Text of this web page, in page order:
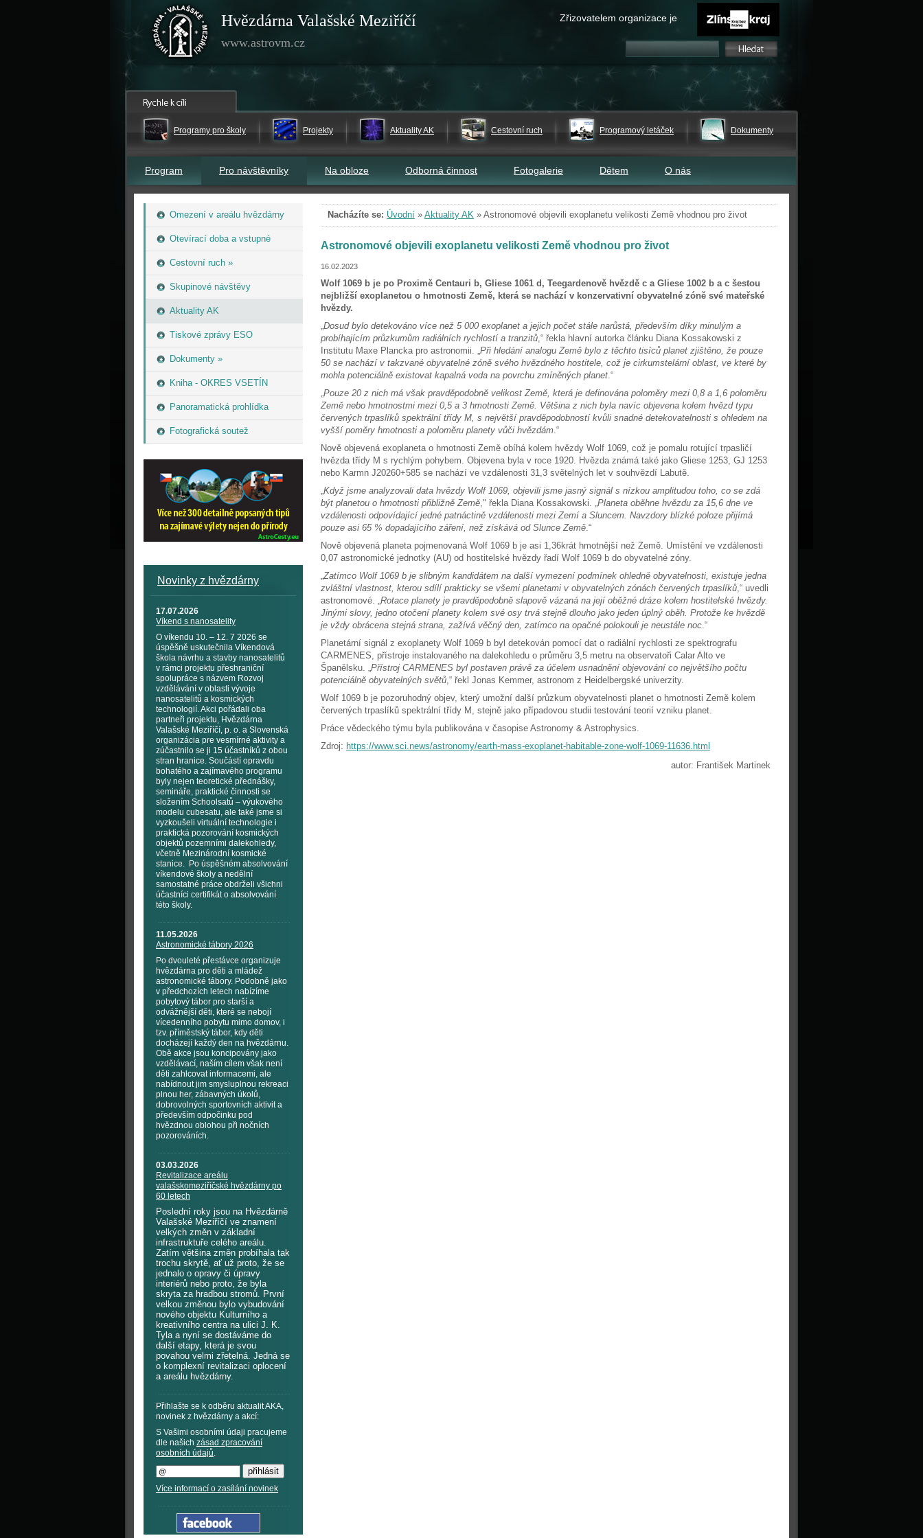
Hvězdárna Valašské Meziříčí
www.astrovm.cz
Zřizovatelem organizace je
Programy pro školy Projekty Aktuality AK Cestovní ruch Programový letáček Dokumenty
Program Pro návštěvníky Na obloze Odborná činnost Fotogalerie Dětem O nás
Omezení v areálu hvězdárny
Otevírací doba a vstupné
Cestovní ruch »
Skupinové návštěvy
Aktuality AK
Tiskové zprávy ESO
Dokumenty »
Kniha - OKRES VSETÍN
Panoramatická prohlídka
Fotografická soutež
Novinky z hvězdárny
17.07.2026
Víkend s nanosatelity
O víkendu 10. – 12. 7 2026 se
úspěšně uskutečnila Víkendová
škola návrhu a stavby nanosatelitů
v rámci projektu přeshraniční
spolupráce s názvem Rozvoj
vzdělávání v oblasti vývoje
nanosatelitů a kosmických
technologií. Akci pořádali oba
partneři projektu, Hvězdárna
Valašské Meziříčí, p. o. a Slovenská
organizácia pre vesmírné aktivity a
zúčastnilo se ji 15 účastníků z obou
stran hranice. Součástí opravdu
bohatého a zajímavého programu
byly nejen teoretické přednášky,
semináře, praktické činnosti se
složením Schoolsatů – výukového
modelu cubesatu, ale také jsme si
vyzkoušeli virtuální technologie i
praktická pozorování kosmických
objektů pozemními dalekohledy,
včetně Mezinárodní kosmické
stanice. Po úspěšném absolvování
víkendové školy a nedělní
samostatné práce obdrželi všichni
účastníci certifikát o absolvování
této školy.
11.05.2026
Astronomické tábory 2026
Po dvouleté přestávce organizuje
hvězdárna pro děti a mládež
astronomické tábory. Podobně jako
v předchozích letech nabízíme
pobytový tábor pro starší a
odvážnější děti, které se nebojí
vícedenního pobytu mimo domov, i
tzv. příměstský tábor, kdy děti
docházejí každý den na hvězdárnu.
Obě akce jsou koncipovány jako
vzdělávací, naším cílem však není
děti zahlcovat informacemi, ale
nabídnout jim smysluplnou rekreaci
plnou her, zábavných úkolů,
dobrovolných sportovních aktivit a
především odpočinku pod
hvězdnou oblohou při nočních
pozorováních.
03.03.2026
Revitalizace areálu
valašskomeziříčské hvězdárny po
60 letech
Poslední roky jsou na Hvězdárně
Valašské Meziříčí ve znamení
velkých změn v základní
infrastruktuře celého areálu.
Zatím většina změn probíhala tak
trochu skrytě, ať už proto, že se
jednalo o opravy či úpravy
interiérů nebo proto, že byla
skryta za hradbou stromů. První
velkou změnou bylo vybudování
nového objektu Kulturního a
kreativního centra na ulici J. K.
Tyla a nyní se dostáváme do
další etapy, která je svou
povahou velmi zřetelná. Jedná se
o komplexní revitalizaci oplocení
a areálu hvězdárny.
Přihlašte se k odběru aktualit AKA,
novinek z hvězdárny a akcí:
S Vašimi osobními údaji pracujeme
dle našich zásad zpracování
osobních údajů.
Více informací o zasílání novinek
Nacházíte se: Úvodní » Aktuality AK » Astronomové objevili exoplanetu velikosti Země vhodnou pro život
Astronomové objevili exoplanetu velikosti Země vhodnou pro život
16.02.2023
Wolf 1069 b je po Proximě Centauri b, Gliese 1061 d, Teegardenově hvězdě c a Gliese 1002 b a c šestou
nejbližší exoplanetou o hmotnosti Země, která se nachází v konzervativní obyvatelné zóně své mateřské
hvězdy.
„Dosud bylo detekováno více než 5 000 exoplanet a jejich počet stále narůstá, především díky minulým a
probíhajícím průzkumům radiálních rychlostí a tranzitů,“ řekla hlavní autorka článku Diana Kossakowski z
Institutu Maxe Plancka pro astronomii. „Při hledání analogu Země bylo z těchto tisíců planet zjištěno, že pouze
50 se nachází v takzvané obyvatelné zóně svého hvězdného hostitele, což je cirkumstelární oblast, ve které by
mohla potenciálně existovat kapalná voda na povrchu zmíněných planet.“
„Pouze 20 z nich má však pravděpodobně velikost Země, která je definována poloměry mezi 0,8 a 1,6 poloměru
Země nebo hmotnostmi mezi 0,5 a 3 hmotnosti Země. Většina z nich byla navíc objevena kolem hvězd typu
červených trpaslíků spektrální třídy M, s největší pravděpodobností kvůli snadné detekovatelnosti s ohledem na
vyšší poměry hmotnosti a poloměru planety vůči hvězdám.“
Nově objevená exoplaneta o hmotnosti Země obíhá kolem hvězdy Wolf 1069, což je pomalu rotující trpasličí
hvězda třídy M s rychlým pohybem. Objevena byla v roce 1920. Hvězda známá také jako Gliese 1253, GJ 1253
nebo Karmn J20260+585 se nachází ve vzdálenosti 31,3 světelných let v souhvězdí Labutě.
„Když jsme analyzovali data hvězdy Wolf 1069, objevili jsme jasný signál s nízkou amplitudou toho, co se zdá
být planetou o hmotnosti přibližně Země," řekla Diana Kossakowski. „Planeta oběhne hvězdu za 15,6 dne ve
vzdálenosti odpovídající jedné patnáctině vzdálenosti mezi Zemí a Sluncem. Navzdory blízké poloze přijímá
pouze asi 65 % dopadajícího záření, než získává od Slunce Země.“
Nově objevená planeta pojmenovaná Wolf 1069 b je asi 1,36krát hmotnější než Země. Umístění ve vzdálenosti
0,07 astronomické jednotky (AU) od hostitelské hvězdy řadí Wolf 1069 b do obyvatelné zóny.
„Zatímco Wolf 1069 b je slibným kandidátem na další vymezení podmínek ohledně obyvatelnosti, existuje jedna
zvláštní vlastnost, kterou sdílí prakticky se všemi planetami v obyvatelných zónách červených trpaslíků,“ uvedli
astronomové. „Rotace planety je pravděpodobně slapově vázaná na její oběžné dráze kolem hostitelské hvězdy.
Jinými slovy, jedno otočení planety kolem své osy trvá stejně dlouho jako jeden úplný oběh. Protože ke hvězdě
je vždy obrácena stejná strana, zažívá věčný den, zatímco na opačné polokouli je neustále noc.“
Planetární signál z exoplanety Wolf 1069 b byl detekován pomocí dat o radiální rychlosti ze spektrografu
CARMENES, přístroje instalovaného na dalekohledu o průměru 3,5 metru na observatoři Calar Alto ve
Španělsku. „Přístroj CARMENES byl postaven právě za účelem usnadnění objevování co největšího počtu
potenciálně obyvatelných světů,“ řekl Jonas Kemmer, astronom z Heidelbergské univerzity.
Wolf 1069 b je pozoruhodný objev, který umožní další průzkum obyvatelnosti planet o hmotnosti Země kolem
červených trpaslíků spektrální třídy M, stejně jako případovou studii testování teorií vzniku planet.
Práce vědeckého týmu byla publikována v časopise Astronomy & Astrophysics.
Zdroj: https://www.sci.news/astronomy/earth-mass-exoplanet-habitable-zone-wolf-1069-11636.html
autor: František Martinek